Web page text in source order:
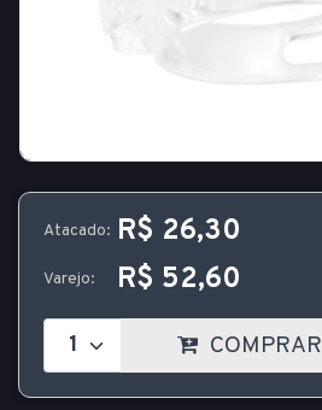
Atacado: R$ 26,30
Varejo: R$ 52,60
COMPRAR